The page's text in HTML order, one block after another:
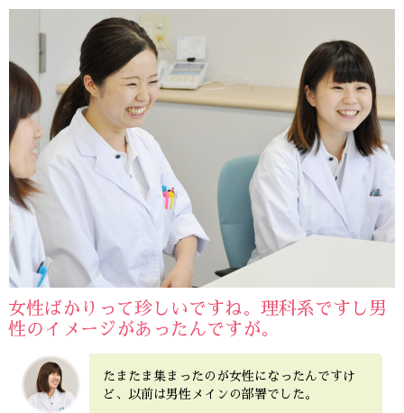
女性ばかりって珍しいですね。理科系ですし 男
性のイメージがあったんですが。
たまたま集まったのが女性になったんですけ
ど、以前は男性メインの部署でした。